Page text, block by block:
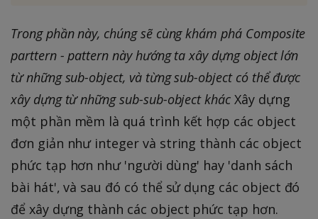
Trong phần này, chúng sẽ cùng khám phá Composite
parttern - pattern này hướng ta xây dựng object lớn
từ những sub-object, và từng sub-object có thể được
xây dựng từ những sub-sub-object khác Xây dựng
một phần mềm là quá trình kết hợp các object
đơn giản như integer và string thành các object
phức tạp hơn như 'người dùng' hay 'danh sách
bài hát', và sau đó có thể sử dụng các object đó
để xây dựng thành các object phức tạp hơn.